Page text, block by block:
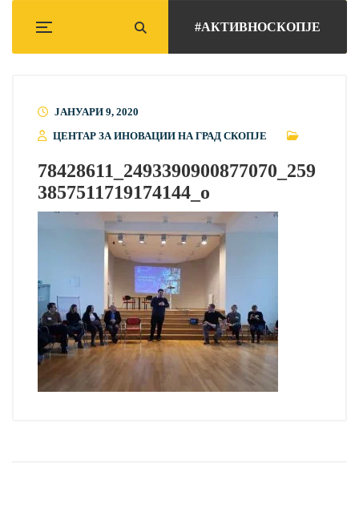
#АКТИВНОСКОПЈЕ
ЈАНУАРИ 9, 2020
ЦЕНТАР ЗА ИНОВАЦИИ НА ГРАД СКОПЈЕ
78428611_2493390900877070_259
3857511719174144_o